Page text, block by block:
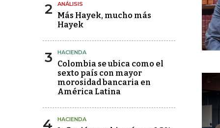
2 ANÁLISIS
Más Hayek, mucho más
Hayek
3 HACIENDA
Colombia se ubica como el
sexto país con mayor
morosidad bancaria en
América Latina
4 HACIENDA